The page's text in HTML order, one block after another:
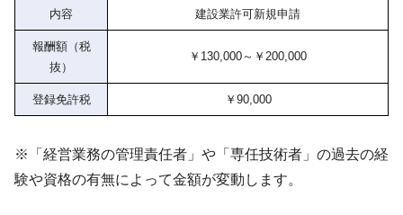
内容 建設業許可新規申請
報酬額（税
抜）
￥130,000～￥200,000
登録免許税 ￥90,000
※「経営業務の管理責任者」や「専任技術者」の過去の経
験や資格の有無によって金額が変動します。